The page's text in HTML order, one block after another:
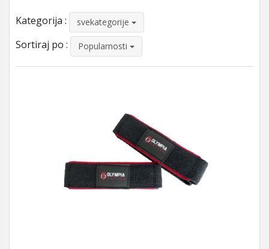
Kategorija : svekategorije
Sortiraj po : Popularnosti